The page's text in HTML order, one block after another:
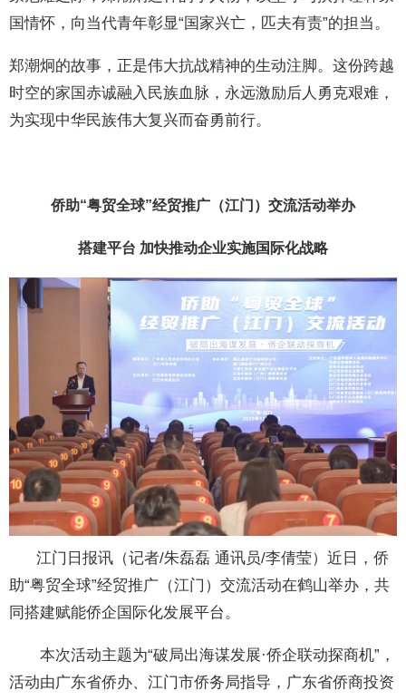
国情怀，向当代青年彰显“国家兴亡，匹夫有责”的担当。
郑潮炯的故事，正是伟大抗战精神的生动注脚。这份跨越
时空的家国赤诚融入民族血脉，永远激励后人勇克艰难，
为实现中华民族伟大复兴而奋勇前行。
侨助“粤贸全球”经贸推广（江门）交流活动举办
搭建平台 加快推动企业实施国际化战略
江门日报讯（记者/朱磊磊 通讯员/李倩莹）近日，侨
助“粤贸全球”经贸推广（江门）交流活动在鹤山举办，共
同搭建赋能侨企国际化发展平台。
本次活动主题为“破局出海谋发展·侨企联动探商机”，
活动由广东省侨办、江门市侨务局指导，广东省侨商投资